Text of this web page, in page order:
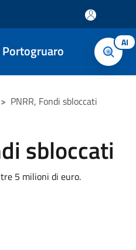
AI
> PNRR, Fondi sbloccati
sbloccati
5 milioni di euro.